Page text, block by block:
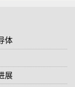
体
展